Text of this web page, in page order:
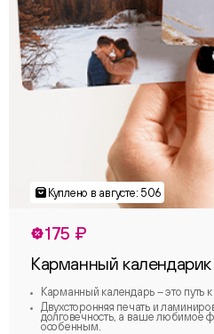
175 ₽
Карманный календарик
Карманный календарь – это путь
Двухсторонняя печать и
долговечность, а ваше любимое
особенным.